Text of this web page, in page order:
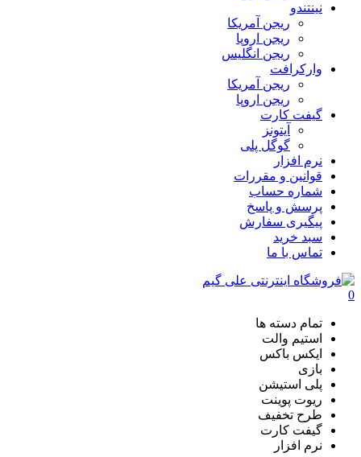
نینتندو
ریجن آمریکا
ریجن اروپا
ریجن انگلیس
وارکرافت
ریجن آمریکا
ریجن اروپا
گیفت کارت
آیتونز
گوگل پلی
نرم افزار
قوانین و مقررات
شماره حساب
پرسش و پاسخ
پیگیری سفارش
سبد خرید
تماس با ما
0
تمام دسته ها
استیم والت
ایکس باکس
بازی
پلی استیشن
ریوت پوینت
طرح تخفیف
گیفت کارت
نرم افزار